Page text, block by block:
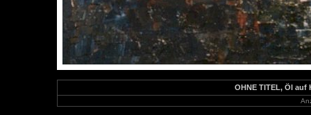
OHNE TITEL, Öl auf